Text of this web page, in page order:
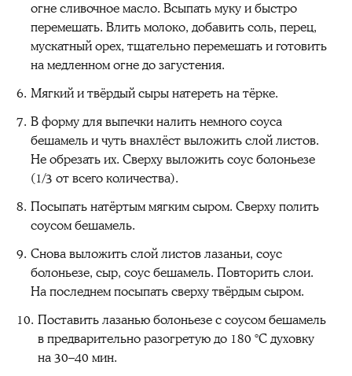
огне сливочное масло. Всыпать муку и быстро
перемешать. Влить молоко, добавить соль, перец,
мускатный орех, тщательно перемешать и готовить
на медленном огне до загустения.
Мягкий и твёрдый сыры натереть на тёрке.
В форму для выпечки налить немного соуса
бешамель и чуть внахлёст выложить слой листов.
Не обрезать их. Сверху выложить соус болоньезе
(1/3 от всего количества).
Посыпать натёртым мягким сыром. Сверху полить
соусом бешамель.
Снова выложить слой листов лазаньи, соус
болоньезе, сыр, соус бешамель. Повторить слои.
На последнем посыпать сверху твёрдым сыром.
Поставить лазанью болоньезе с соусом бешамель
в предварительно разогретую до 180 °C духовку
на 30–40 мин.